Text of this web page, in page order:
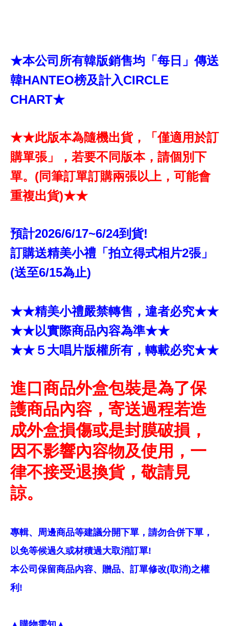
★本公司所有韓版銷售均「每日」傳送
韓HANTEO榜及計入CIRCLE
CHART★
★★此版本為隨機出貨，「僅適用於訂
購單張」，若要不同版本，請個別下
單。(同筆訂單訂購兩張以上，可能會
重複出貨)★★
預計2026/6/17~6/24到貨!
訂購送精美小禮「拍立得式相片2張」
(送至6/15為止)
★★精美小禮嚴禁轉售，違者必究★★
★★以實際商品內容為準★★
★★５大唱片版權所有，轉載必究★★
進口商品外盒包裝是為了保
護商品內容，寄送過程若造
成外盒損傷或是封膜破損，
因不影響內容物及使用，一
律不接受退換貨，敬請見
諒。
專輯、周邊商品等建議分開下單，請勿合併下單，
以免等候過久或材積過大取消訂單!
本公司保留商品內容、贈品、訂單修改(取消)之權
利!